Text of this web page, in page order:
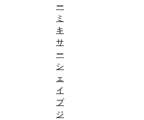
ー
ミ
キ
サ
ー
シ
ェ
イ
プ
ジ